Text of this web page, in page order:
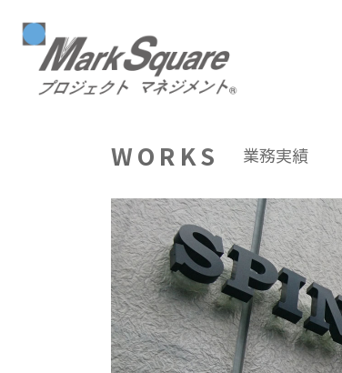
マークスクエア
WORKS 業務実績